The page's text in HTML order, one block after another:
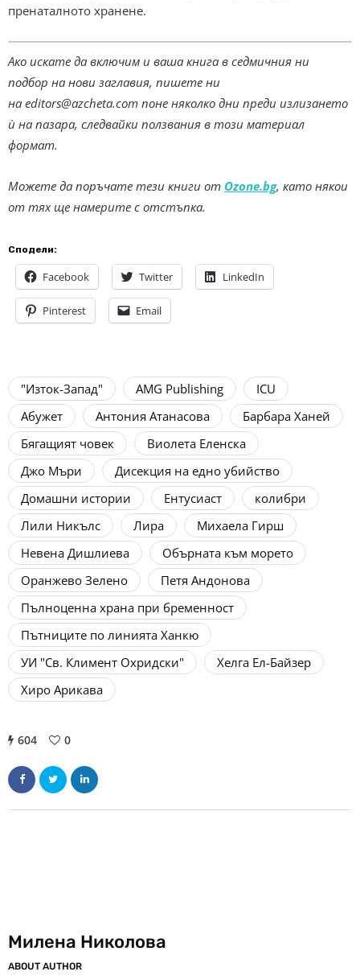
пренаталното хранене.
Ако искате да включим и ваша книга в седмичния ни
подбор на нови заглавия, пишете ни
на editors@azcheta.com поне няколко дни преди излизането
ѝ на пазара, следвайки ползвания в този материал
формат.
Можете да поръчате тези книги от Ozone.bg, като някои
от тях ще намерите с отстъпка.
Сподели:
Facebook Twitter LinkedIn
Pinterest Email
"Изток-Запад" AMG Publishing
ICU
Абужет
Антония Атанасова
Барбара Ханей
Бягащият човек
Виолета Еленска
Джо Мъри
Дисекция на едно убийство
Домашни истории
Ентусиаст
колибри
Лили Никълс
Лира
Михаела Гирш
Невена Дишлиева
Обърната към морето
Оранжево Зелено
Петя Андонова
Пълноценна храна при бременност
Пътниците по линията Ханкю
УИ "Св. Климент Охридски"
Хелга Ел-Байзер
Хиро Арикава
604 0
Милена Николова
ABOUT AUTHOR